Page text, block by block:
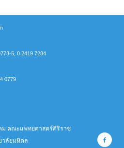
5, 0 2419 7284
0779
ม คณะแพทยศาสตร์ศิริราช
าลัยมหิดล